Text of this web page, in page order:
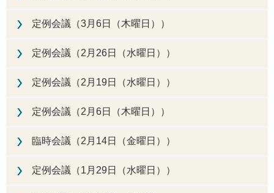
定例会議（3月6日（木曜日））
定例会議（2月26日（水曜日））
定例会議（2月19日（水曜日））
定例会議（2月6日（木曜日））
臨時会議（2月14日（金曜日））
定例会議（1月29日（水曜日））